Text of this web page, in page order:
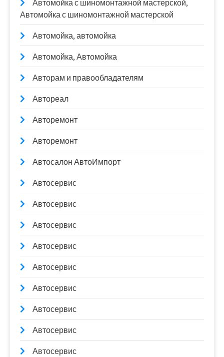
Автомойка с шиномонтажной мастерской,
Автомойка с шиномонтажной мастерской
Автомойка, автомойка
Автомойка, Автомойка
Авторам и правообладателям
Автореал
Авторемонт
Авторемонт
Автосалон АвтоИмпорт
Автосервис
Автосервис
Автосервис
Автосервис
Автосервис
Автосервис
Автосервис
Автосервис
Автосервис